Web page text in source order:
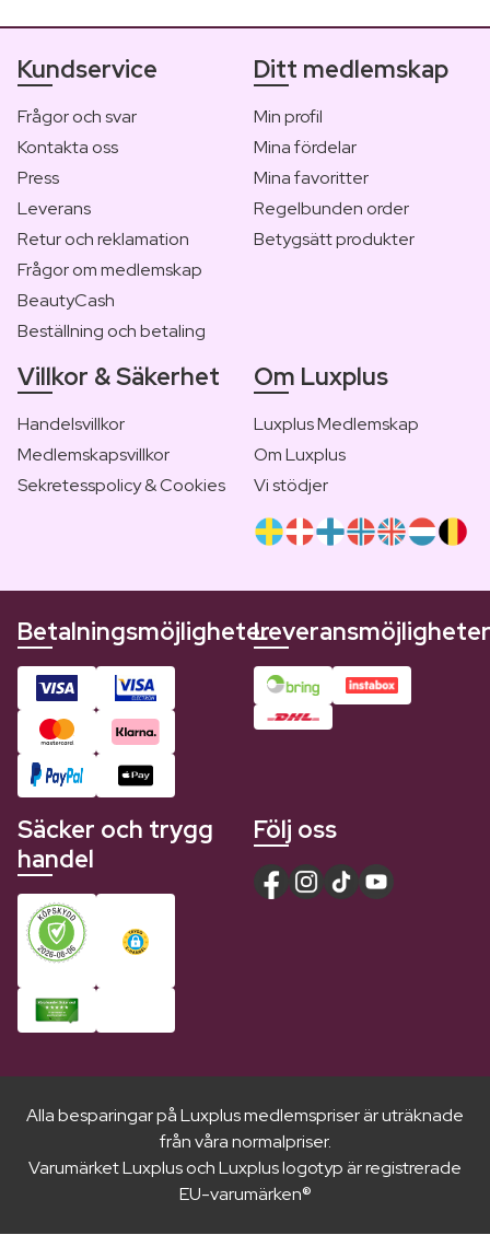
Kundservice
Frågor och svar
Kontakta oss
Press
Leverans
Retur och reklamation
Frågor om medlemskap
BeautyCash
Beställning och betaling
Ditt medlemskap
Min profil
Mina fördelar
Mina favoritter
Regelbunden order
Betygsätt produkter
Villkor & Säkerhet
Handelsvillkor
Medlemskapsvillkor
Sekretesspolicy & Cookies
Om Luxplus
Luxplus Medlemskap
Om Luxplus
Vi stödjer
BetalningsmöjligheterLeveransmöjligheter
Säcker och trygg
handel
Följ oss
Alla besparingar på Luxplus medlemspriser är uträknade
från våra normalpriser.
Varumärket Luxplus och Luxplus logotyp är registrerade
EU-varumärken®